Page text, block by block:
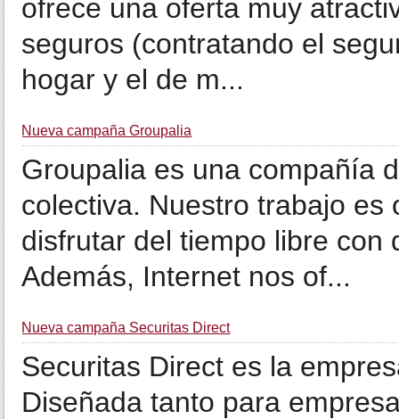
ofrece una oferta muy
seguros (contratando el
hogar y el de m...
Nueva campaña Groupalia
Groupalia es una compañía
colectiva. Nuestro trabajo
disfrutar del tiempo libre con
Además, Internet nos of...
Nueva campaña Securitas Direct
Securitas Direct es la
Diseñada tanto para